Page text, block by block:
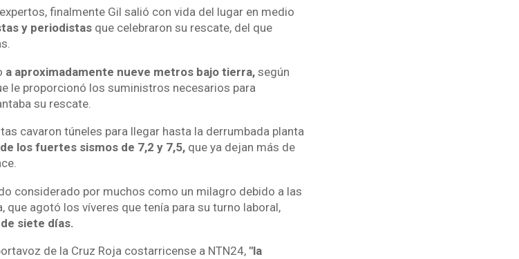
finalmente Gil salió con vida del lugar en medio
y periodistasque celebraron su rescate, del que
a aproximadamente nueve metros bajo tierra,según
le proporcionó los suministros necesarios para
su rescate.
cavaron túneles para llegar hasta la derrumbada planta
los fuertes sismos de 7,2 y 7,5,que ya dejan más de
considerado por muchos como un milagro debido a las
que agotó los víveres que tenía para su turno laboral,
siete días.
de la Cruz Roja costarricense a NTN24, "la